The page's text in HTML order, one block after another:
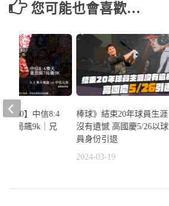
您可能也會喜歡…
棒球》結束20年球員生涯
沒有遺憾 高國慶5/26以球
員身份引退
2024-03-19
看#60】中信8:4
賜7局飆9k｜兄